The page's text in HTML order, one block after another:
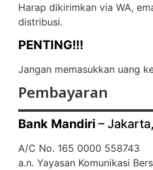
Harap dikirimkan via WA,
distribusi.
PENTING!!!
Jangan memasukkan uang
Pembayaran
Bank Mandiri –
A/C No. 165 0000 558743
a.n. Yayasan Komunikasi